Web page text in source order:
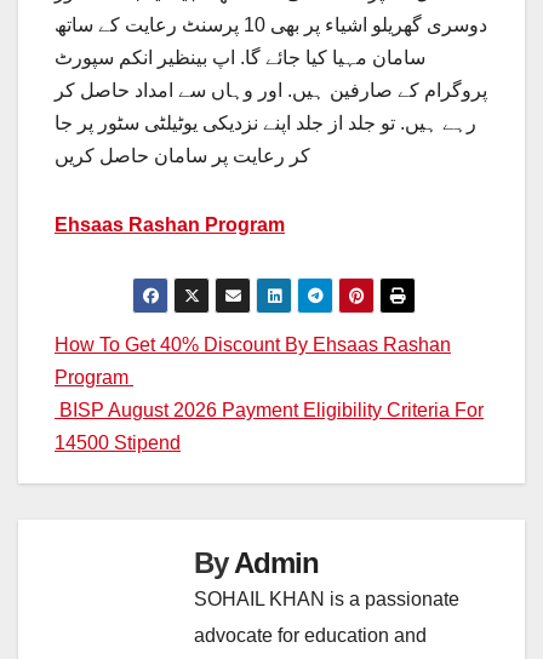
دوسری گھریلو اشیاء پر بھی 10 پرسنٹ رعایت کے ساتھ
سامان مہیا کیا جائے گا. اپ بینظیر انکم سپورٹ
پروگرام کے صارفین ہیں. اور وہاں سے امداد حاصل کر
رہے ہیں. تو جلد از جلد اپنے نزدیکی یوٹیلٹی سٹور پر جا
کر رعایت پر سامان حاصل کریں
Ehsaas Rashan Program
Post
navigation
How To Get 40% Discount By Ehsaas Rashan
Program
BISP August 2026 Payment Eligibility Criteria For
14500 Stipend
ByAdmin
SOHAIL KHAN is a passionate
advocate for education and